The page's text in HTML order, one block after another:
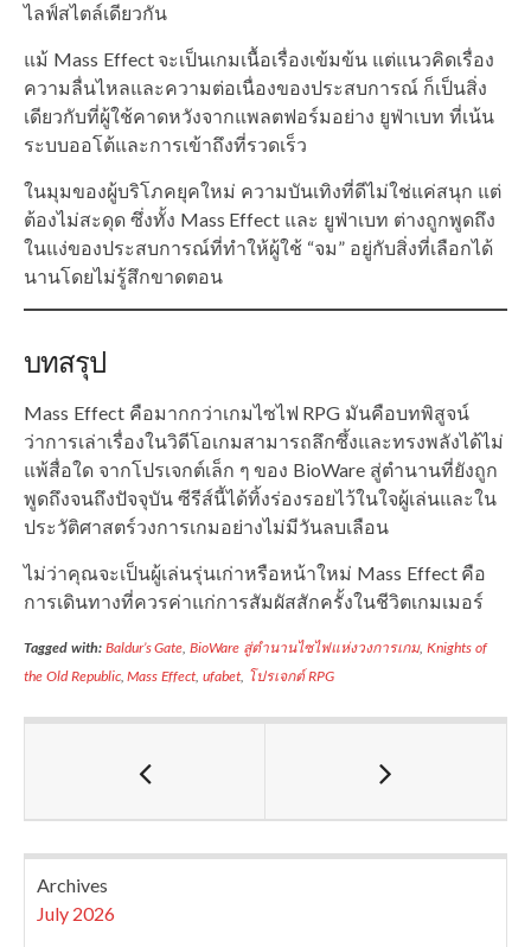
ไลฟ์สไตล์เดียวกัน
แม้ Mass Effect จะเป็นเกมเนื้อเรื่องเข้มข้น แต่แนวคิดเรื่อง
ความลื่นไหลและความต่อเนื่องของประสบการณ์ ก็เป็นสิ่ง
เดียวกับที่ผู้ใช้คาดหวังจากแพลตฟอร์มอย่าง ยูฟ่าเบท ที่เน้น
ระบบออโต้และการเข้าถึงที่รวดเร็ว
ในมุมของผู้บริโภคยุคใหม่ ความบันเทิงที่ดีไม่ใช่แค่สนุก แต่
ต้องไม่สะดุด ซึ่งทั้ง Mass Effect และ ยูฟ่าเบท ต่างถูกพูดถึง
ในแง่ของประสบการณ์ที่ทำให้ผู้ใช้ “จม” อยู่กับสิ่งที่เลือกได้
นานโดยไม่รู้สึกขาดตอน
บทสรุป
Mass Effect คือมากกว่าเกมไซไฟ RPG มันคือบทพิสูจน์
ว่าการเล่าเรื่องในวิดีโอเกมสามารถลึกซึ้งและทรงพลังได้ไม่
แพ้สื่อใด จากโปรเจกต์เล็ก ๆ ของ BioWare สู่ตำนานที่ยังถูก
พูดถึงจนถึงปัจจุบัน ซีรีส์นี้ได้ทิ้งร่องรอยไว้ในใจผู้เล่นและใน
ประวัติศาสตร์วงการเกมอย่างไม่มีวันลบเลือน
ไม่ว่าคุณจะเป็นผู้เล่นรุ่นเก่าหรือหน้าใหม่ Mass Effect คือ
การเดินทางที่ควรค่าแก่การสัมผัสสักครั้งในชีวิตเกมเมอร์
Tagged with: Baldur’s Gate,BioWare สู่ตำนานไซไฟแห่งวงการเกม, Knights of
the Old Republic,Mass Effect,ufabet, โปรเจกต์ RPG
Archives
July 2026